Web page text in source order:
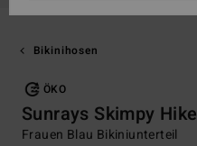
Bikinihosen
ÖKO
Sunrays Skimpy Hike
Frauen Blau Bikiniunterteil